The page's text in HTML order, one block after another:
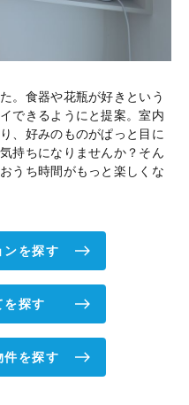
。食器や花瓶が好きという
できるようにと提案。室内
、好みのものがぱっと目に
持ちになりませんか？そん
うち時間がもっと楽しくな
ンを探す
を探す
件を探す